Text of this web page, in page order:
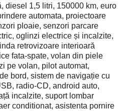
diesel 1,5 litri, 150000 km, euro
automata, proiectoare
ploaie, senzori parcare
oglinzi electrice și incalzite,
retrovizoare interioară
fata-spate, volan din piele
pe volan, pilot automat,
bord, sistem de navigație cu
radio-CD, android auto,
incalzite, suport lombar
conditionat, asistenta pornire